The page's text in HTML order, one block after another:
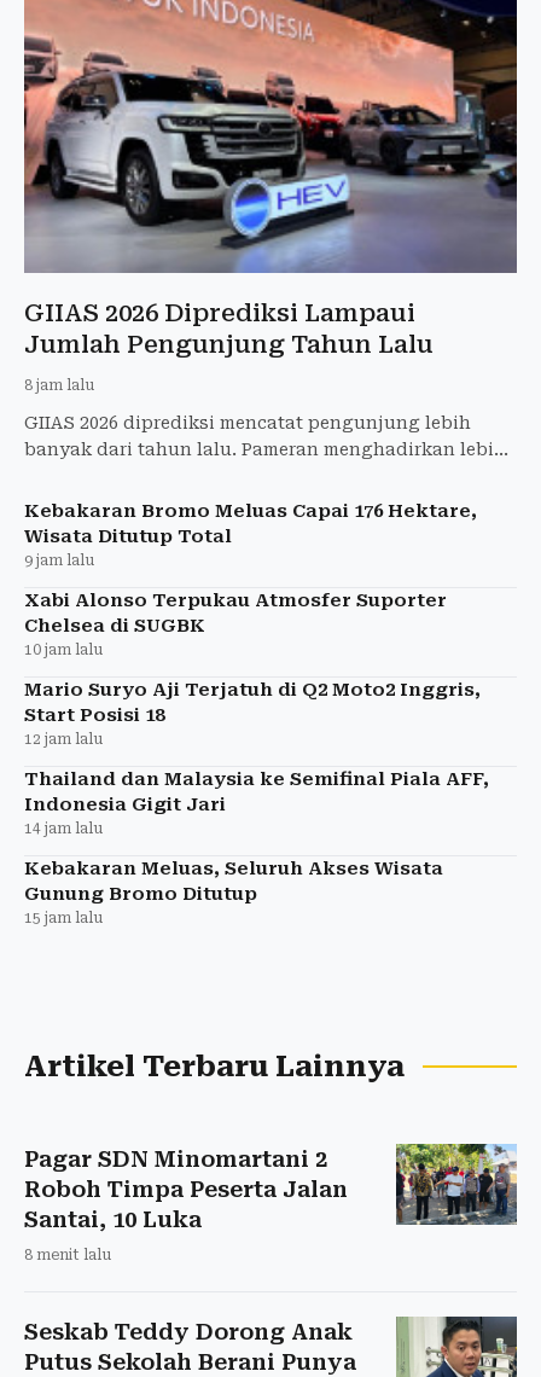
GIIAS 2026 Diprediksi Lampaui
Jumlah Pengunjung Tahun Lalu
8 jam lalu
GIIAS 2026 diprediksi mencatat pengunjung lebih
banyak dari tahun lalu. Pameran menghadirkan lebih
Kebakaran Bromo Meluas Capai 176 Hektare,
Wisata Ditutup Total
9 jam lalu
Xabi Alonso Terpukau Atmosfer Suporter
Chelsea di SUGBK
10 jam lalu
Mario Suryo Aji Terjatuh di Q2 Moto2 Inggris,
Start Posisi 18
12 jam lalu
Thailand dan Malaysia ke Semifinal Piala AFF,
Indonesia Gigit Jari
14 jam lalu
Kebakaran Meluas, Seluruh Akses Wisata
Gunung Bromo Ditutup
15 jam lalu
Artikel Terbaru Lainnya
Pagar SDN Minomartani 2
Roboh Timpa Peserta Jalan
Santai, 10 Luka
8 menit lalu
Seskab Teddy Dorong Anak
Putus Sekolah Berani Punya